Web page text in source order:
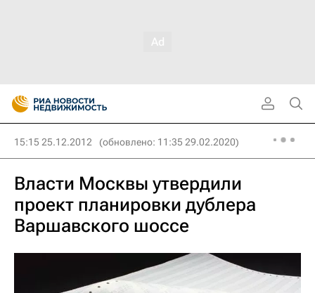
15:15 25.12.2012 (обновлено: 11:35 29.02.2020)
Власти Москвы утвердили
проект планировки дублера
Варшавского шоссе